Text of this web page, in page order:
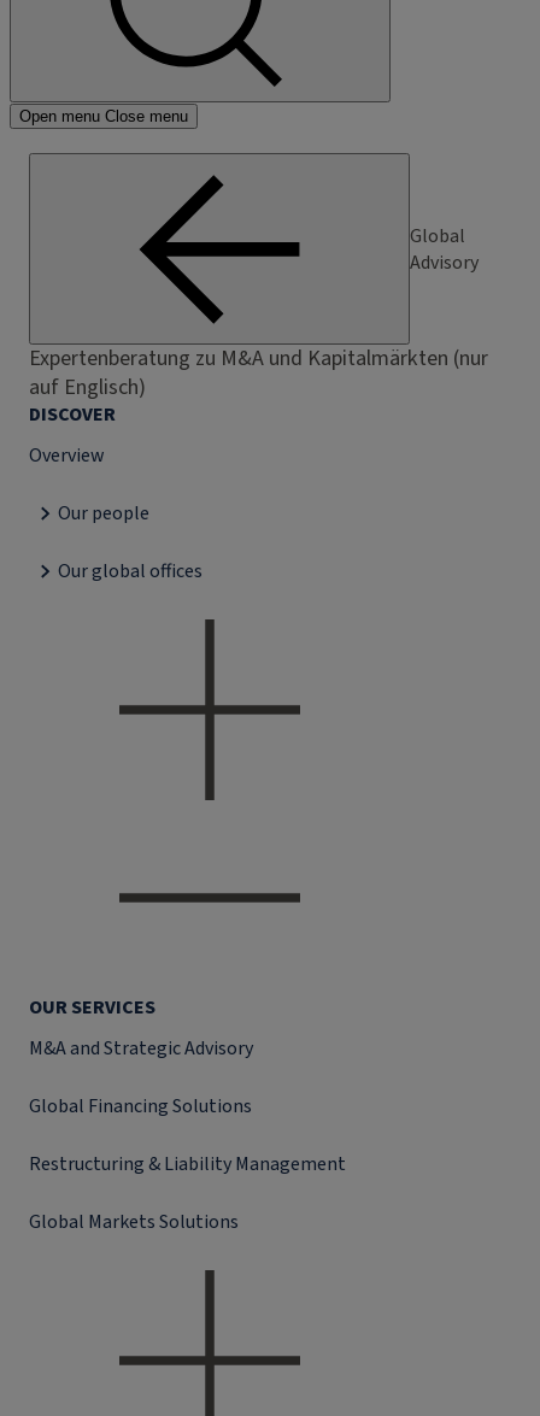
Open menu Close menu
Global
Advisory
Expertenberatung zu M&A und Kapitalmärkten (nur
auf Englisch)
DISCOVER
Overview
Our people
Our global offices
OUR SERVICES
M&A and Strategic Advisory
Global Financing Solutions
Restructuring & Liability Management
Global Markets Solutions